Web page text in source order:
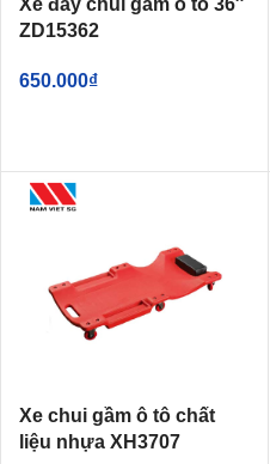
Xe đẩy chui gầm ô tô 36″
ZD15362
650.000₫
Xe chui gầm ô tô chất
liệu nhựa XH3707